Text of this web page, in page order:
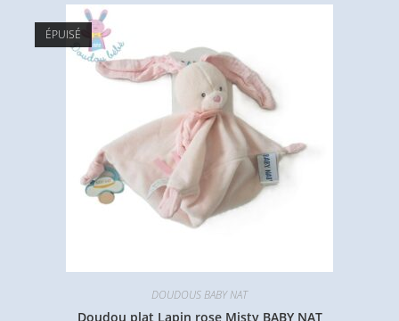
ÉPUISÉ
DOUDOUS BABY NAT
Doudou plat Lapin rose Misty BABY NAT